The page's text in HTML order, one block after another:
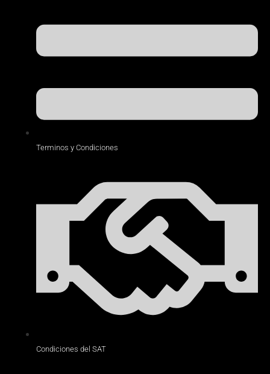
Terminos y Condiciones
Condiciones del SAT